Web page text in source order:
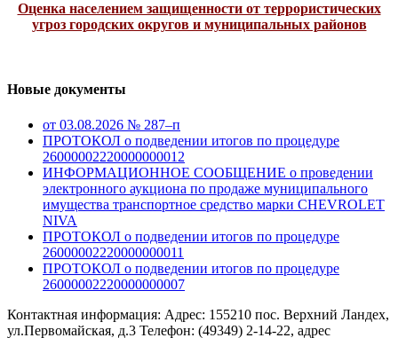
Оценка населением защищенности от террористических
угроз городских округов и муниципальных районов
Новые документы
от 03.08.2026 № 287–п
ПРОТОКОЛ о подведении итогов по процедуре
26000002220000000012
ИНФОРМАЦИОННОЕ СООБЩЕНИЕ о проведении
электронного аукциона по продаже муниципального
имущества транспортное средство марки CHEVROLET
NIVA
ПРОТОКОЛ о подведении итогов по процедуре
26000002220000000011
ПРОТОКОЛ о подведении итогов по процедуре
26000002220000000007
Контактная информация: Адрес: 155210 пос. Верхний Ландех,
ул.Первомайская, д.3 Телефон: (49349) 2-14-22, адрес